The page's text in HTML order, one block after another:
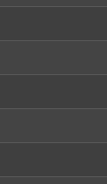
t è
j
t